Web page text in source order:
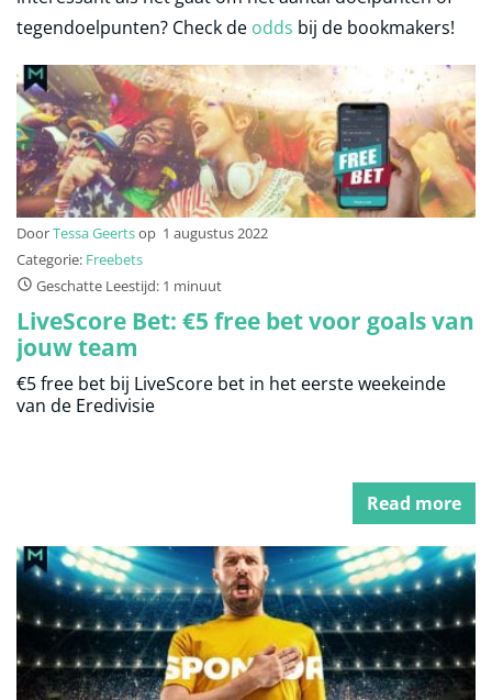
tegendoelpunten? Check de odds bij de bookmakers!
DoorTessa Geertsop 1 augustus 2022
Categorie: Freebets
Geschatte Leestijd: 1 minuut
LiveScore Bet: €5 free bet voor goals van
jouw team
€5 free bet bij LiveScore bet in het eerste weekeinde
van de Eredivisie
Read more